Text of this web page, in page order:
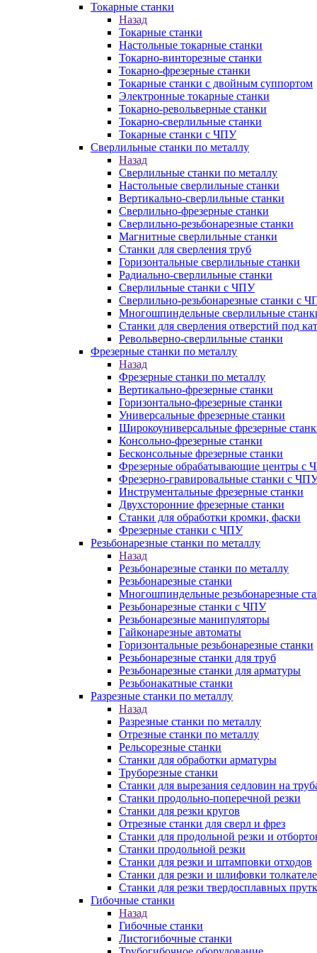
Токарные станки
Назад
Токарные станки
Настольные токарные станки
Токарно-винторезные станки
Токарно-фрезерные станки
Токарные станки с двойным суппортом
Электронные токарные станки
Токарно-револьверные станки
Токарно-сверлильные станки
Токарные станки с ЧПУ
Сверлильные станки по металлу
Назад
Сверлильные станки по металлу
Настольные сверлильные станки
Вертикально-сверлильные станки
Сверлильно-фрезерные станки
Сверлильно-резьбонарезные станки
Магнитные сверлильные станки
Станки для сверления труб
Горизонтальные сверлильные станки
Радиально-сверлильные станки
Сверлильные станки с ЧПУ
Сверлильно-резьбонарезные станки с
Многошпиндельные сверлильные
Станки для сверления отверстий под
Револьверно-сверлильные станки
Фрезерные станки по металлу
Назад
Фрезерные станки по металлу
Вертикально-фрезерные станки
Горизонтально-фрезерные станки
Универсальные фрезерные станки
Широкоуниверсальные фрезерные
Консольно-фрезерные станки
Бесконсольные фрезерные станки
Фрезерные обрабатывающие центры с
Фрезерно-гравировальные станки с
Инструментальные фрезерные станки
Двухсторонние фрезерные станки
Станки для обработки кромки, фаски
Фрезерные станки с ЧПУ
Резьбонарезные станки по металлу
Назад
Резьбонарезные станки по металлу
Резьбонарезные станки
Многошпиндельные резьбонарезные
Резьбонарезные станки с ЧПУ
Резьбонарезные манипуляторы
Гайконарезные автоматы
Горизонтальные резьбонарезные станки
Резьбонарезные станки для труб
Резьбонарезные станки для арматуры
Резьбонакатные станки
Разрезные станки по металлу
Назад
Разрезные станки по металлу
Отрезные станки по металлу
Рельсорезные станки
Станки для обработки арматуры
Труборезные станки
Станки для вырезания седловин на
Станки продольно-поперечной резки
Станки для резки кругов
Отрезные станки для сверл и фрез
Станки для продольной резки и
Станки продольной резки
Станки для резки и штамповки отходов
Станки для резки и шлифовки
Станки для резки твердосплавных
Гибочные станки
Назад
Гибочные станки
Листогибочные станки